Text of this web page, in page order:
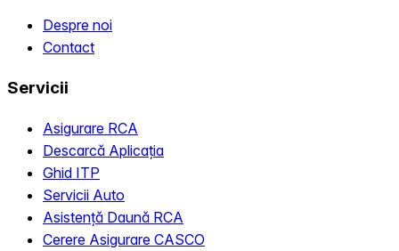
Despre noi
Contact
Servicii
Asigurare RCA
Descarcă Aplicația
Ghid ITP
Servicii Auto
Asistență Daună RCA
Cerere Asigurare CASCO